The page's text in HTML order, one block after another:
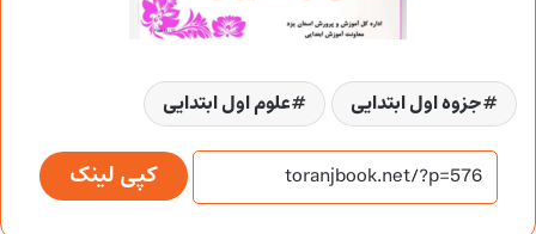
جزوه اول ابتدایی علوم اول ابتدایی
کپی لینک